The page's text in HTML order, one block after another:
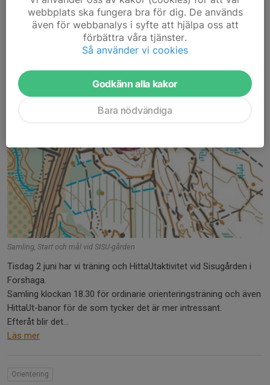
1 jun, 08:51 0 kommentarer
Samling, Start och mål vid SISU-gården
Tisdag 2 juni har vi träning och HittaUtaktivitet vid Sisugården i
Forshaga.
Samling klockan 18.30 för ordinarie orienteringsträning och även
HittaUt-banor för de som tycker det är mer intressant.
Efteråt blir det...
Läs mer
Orientering
webbplats ska fungera bra för dig. De används
även för webbanalys i syfte att hjälpa oss att
förbättra våra tjänster.
Så använder vi cookies
Godkänn alla kakor
Bara nödvändiga